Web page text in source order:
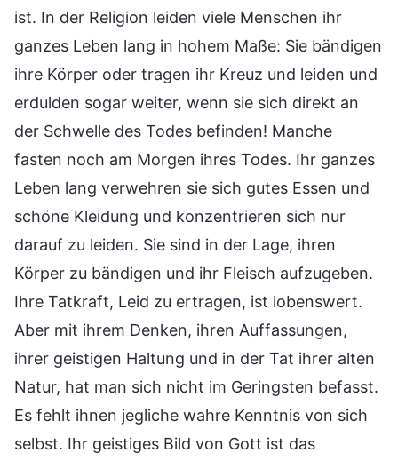
ist. In der Religion leiden viele Menschen ihr
ganzes Leben lang in hohem Maße: Sie bändigen
ihre Körper oder tragen ihr Kreuz und leiden und
erdulden sogar weiter, wenn sie sich direkt an
der Schwelle des Todes befinden! Manche
fasten noch am Morgen ihres Todes. Ihr ganzes
Leben lang verwehren sie sich gutes Essen und
schöne Kleidung und konzentrieren sich nur
darauf zu leiden. Sie sind in der Lage, ihren
Körper zu bändigen und ihr Fleisch aufzugeben.
Ihre Tatkraft, Leid zu ertragen, ist lobenswert.
Aber mit ihrem Denken, ihren Auffassungen,
ihrer geistigen Haltung und in der Tat ihrer alten
Natur, hat man sich nicht im Geringsten befasst.
Es fehlt ihnen jegliche wahre Kenntnis von sich
selbst. Ihr geistiges Bild von Gott ist das